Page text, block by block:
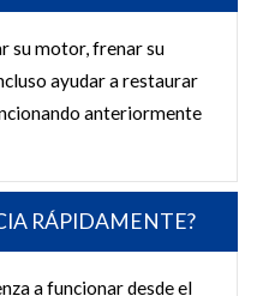
su motor, frenar su
ayudar a restaurar
anteriormente
RÁPIDAMENTE?
a funcionar desde el